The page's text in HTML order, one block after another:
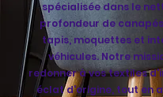
spécialisée dans le
profondeur de
tapis, moquettes et
véhicules. Notre
redonner à vos textiles
éclat d'origine, tout en